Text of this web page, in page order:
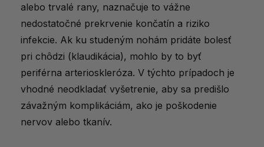
alebo trvalé rany, naznačuje to vážne
nedostatočné prekrvenie končatín a riziko
infekcie. Ak ku studeným nohám pridáte bolesť
pri chôdzi (klaudikácia), mohlo by to byť
periférna arterioskleróza. V týchto prípadoch je
vhodné neodkladať vyšetrenie, aby sa predišlo
závažným komplikáciám, ako je poškodenie
nervov alebo tkanív.